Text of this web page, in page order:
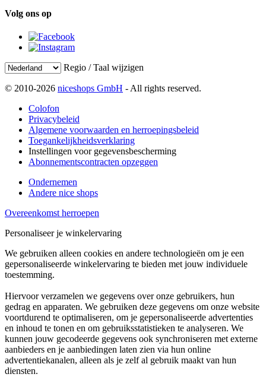
Volg ons op
Regio / Taal wijzigen
© 2010-2026 niceshops GmbH - All rights reserved.
Colofon
Privacybeleid
Algemene voorwaarden en herroepingsbeleid
Toegankelijkheidsverklaring
Instellingen voor gegevensbescherming
Abonnementscontracten opzeggen
Ondernemen
Andere nice shops
Overeenkomst herroepen
Personaliseer je winkelervaring
We gebruiken alleen cookies en andere technologieën om je een
gepersonaliseerde winkelervaring te bieden met jouw individuele
toestemming.
Hiervoor verzamelen we gegevens over onze gebruikers, hun
gedrag en apparaten. We gebruiken deze gegevens om onze website
voortdurend te optimaliseren, om je gepersonaliseerde advertenties
en inhoud te tonen en om gebruiksstatistieken te analyseren. We
kunnen jouw gecodeerde gegevens ook synchroniseren met externe
aanbieders en je aanbiedingen laten zien via hun online
advertentiekanalen, alleen als je zelf al gebruik maakt van hun
diensten.